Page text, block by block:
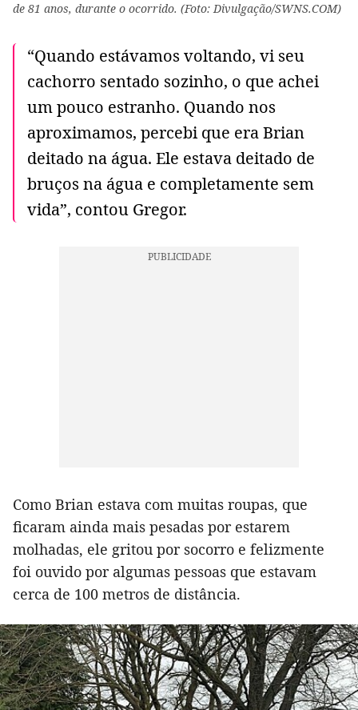
de 81 anos, durante o ocorrido. (Foto: Divulgação/SWNS.COM)
“Quando estávamos voltando, vi seu
cachorro sentado sozinho, o que achei
um pouco estranho. Quando nos
aproximamos, percebi que era Brian
deitado na água. Ele estava deitado de
bruços na água e completamente sem
vida”, contou Gregor.
Como Brian estava com muitas roupas, que
ficaram ainda mais pesadas por estarem
molhadas, ele gritou por socorro e felizmente
foi ouvido por algumas pessoas que estavam
cerca de 100 metros de distância.